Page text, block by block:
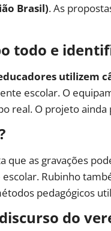
Brasil). As
todo e
utilizem
escolar. O
real. O projeto
que as gravações
Rubinho
pedagógicos
do